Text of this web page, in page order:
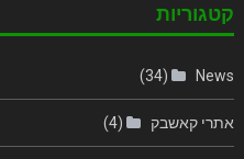
קטגוריות
News
(34)
אתרי קאשבק (4)